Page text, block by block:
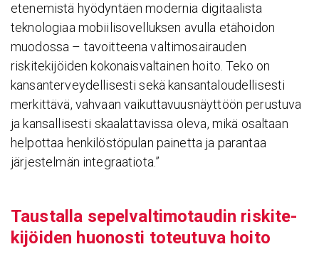
etenemistä hyödyntäen modernia digitaalista
teknologiaa mobiilisovelluksen avulla etähoidon
muodossa – tavoitteena valtimosairauden
riskitekijöiden kokonaisvaltainen hoito. Teko on
kansanterveydellisesti sekä kansantaloudellisesti
merkittävä, vahvaan vaikuttavuusnäyttöön perustuva
ja kansallisesti skaalattavissa oleva, mikä osaltaan
helpottaa henkilöstöpulan painetta ja parantaa
järjestelmän integraatiota.”
Taus­talla sepel­val­ti­mo­taudin riski­te­
ki­jöiden huonosti toteu­tuva hoito